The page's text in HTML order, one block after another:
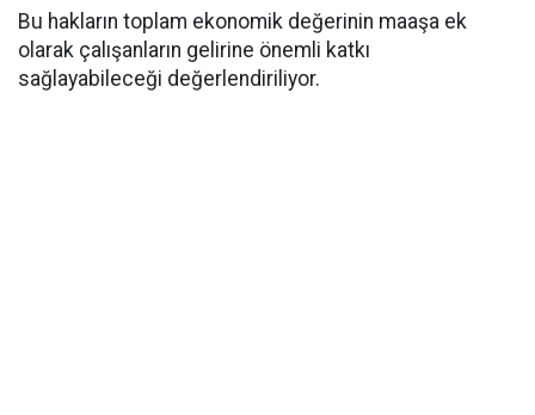
Bu hakların toplam ekonomik değerinin maaşa ek
olarak çalışanların gelirine önemli katkı
sağlayabileceği değerlendiriliyor.